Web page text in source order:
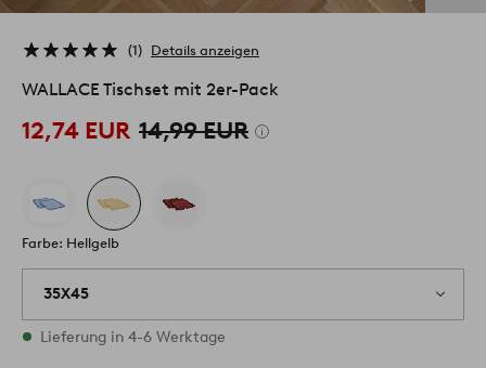
1 Details anzeigen
WALLACE Tischset mit 2er-Pack
12,74 EUR 14,99 EUR
Farbe: Hellgelb
35X45
Vorrätig
Lieferung in 4-6 Werktage